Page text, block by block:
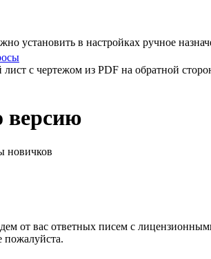
установить в настройках ручное
с чертежом из PDF на обратной
версию
новичков
от вас ответных писем с
пожалуйста.